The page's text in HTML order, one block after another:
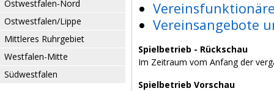
Ostwestfalen-Nord
Ostwestfalen/Lippe
Mittleres Ruhrgebiet
Westfalen-Mitte
Südwestfalen
Vereinsangebote
Spielbetrieb - Rückschau
Im Zeitraum vom Anfang der
Spielbetrieb Vorschau